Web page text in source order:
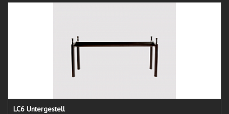
LC6 Untergestell